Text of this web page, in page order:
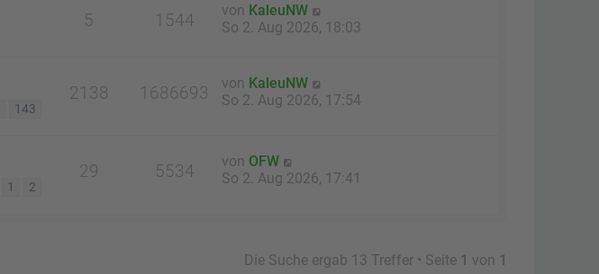
5 1544 von KaleuNW
So 2. Aug 2026, 18:03
143
2138 1686693 von KaleuNW
So 2. Aug 2026, 17:54
1 2
29 5534 von OFW
So 2. Aug 2026, 17:41
Die Suche ergab 13 Treffer • Seite 1 von 1